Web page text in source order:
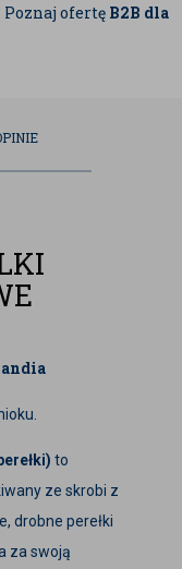
ofertę B2B dla
to
ze skrobi z
drobne perełki
za swoją